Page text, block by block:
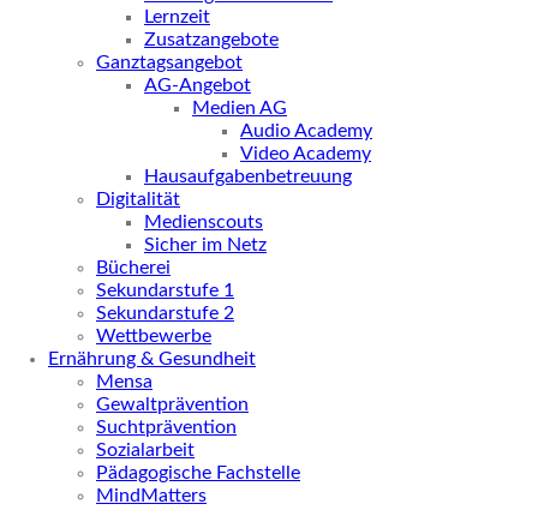
Lernzeit
Zusatzangebote
Ganztagsangebot
AG-Angebot
Medien AG
Audio Academy
Video Academy
Hausaufgabenbetreuung
Digitalität
Medienscouts
Sicher im Netz
Bücherei
Sekundarstufe 1
Sekundarstufe 2
Wettbewerbe
Ernährung & Gesundheit
Mensa
Gewaltprävention
Suchtprävention
Sozialarbeit
Pädagogische Fachstelle
MindMatters